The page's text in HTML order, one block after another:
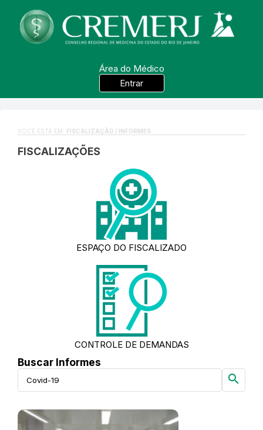
Área do Médico
Entrar
VOCÊ ESTÁ EM: FISCALIZAÇÃO / INFORMES
FISCALIZAÇÕES
ESPAÇO DO FISCALIZADO
CONTROLE DE DEMANDAS
Buscar Informes
search